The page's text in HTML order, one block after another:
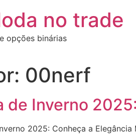
no trade
opções binárias
00nerf
de Inverno
2025: Conheça a